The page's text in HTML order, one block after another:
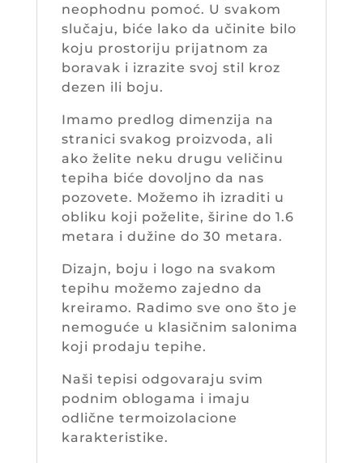
neophodnu pomoć. U svakom
slučaju, biće lako da učinite bilo
koju prostoriju prijatnom za
boravak i izrazite svoj stil kroz
dezen ili boju.
Imamo predlog dimenzija na
stranici svakog proizvoda, ali
ako želite neku drugu veličinu
tepiha biće dovoljno da nas
pozovete. Možemo ih izraditi u
obliku koji poželite, širine do 1.6
metara i dužine do 30 metara.
Dizajn, boju i logo na svakom
tepihu možemo zajedno da
kreiramo. Radimo sve ono što je
nemoguće u klasičnim salonima
koji prodaju tepihe.
Naši tepisi odgovaraju svim
podnim oblogama i imaju
odlične termoizolacione
karakteristike.